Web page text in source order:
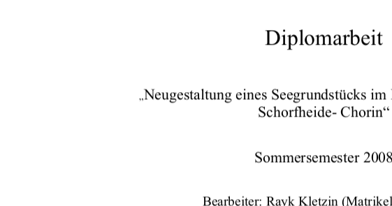
Diplomarbeit
„ Neugestaltung eines Seegrundstücks im
Schorfheide- Chorin“
Sommersemester 2008
Bearbeiter: Rayk Kletzin